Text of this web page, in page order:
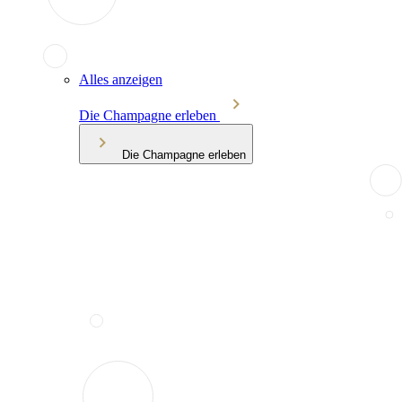
Alles anzeigen
Die Champagne erleben
Die Champagne erleben